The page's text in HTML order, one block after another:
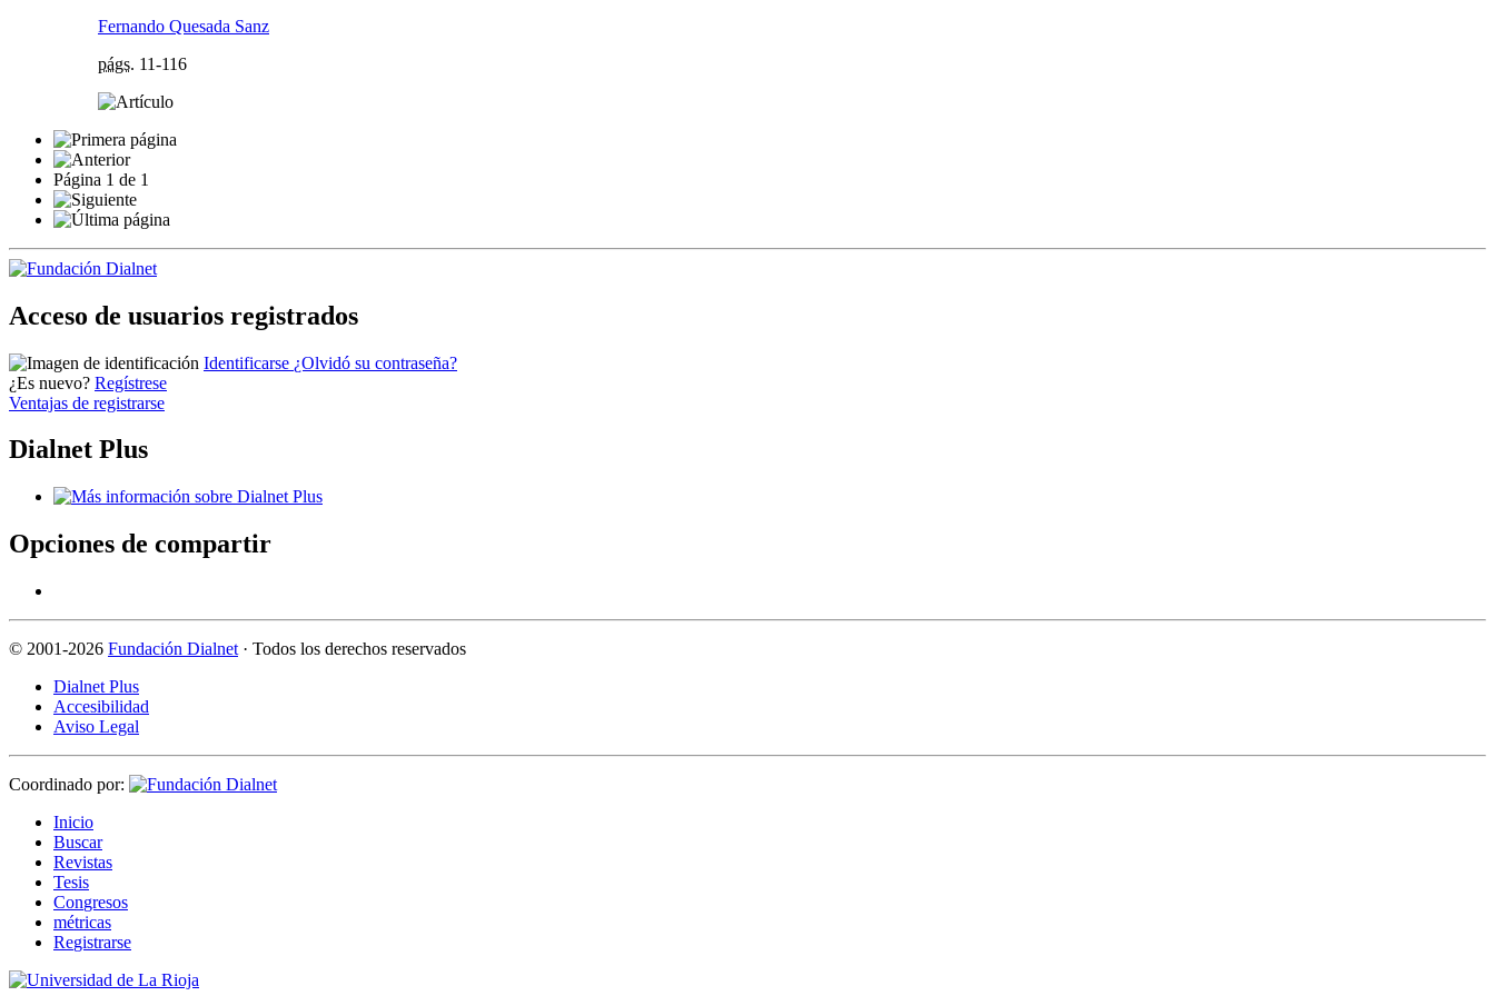
Fernando Quesada Sanz
págs. 11-116
Página 1 de 1
Acceso de usuarios registrados
Identificarse ¿Olvidó su contraseña?
¿Es nuevo? Regístrese
Ventajas de registrarse
Dialnet Plus
Opciones de compartir
© 2001-2026 Fundación Dialnet · Todos los derechos reservados
Dialnet Plus
Accesibilidad
Aviso Legal
Coordinado por:
Inicio
Buscar
Revistas
Tesis
Congresos
métricas
Registrarse